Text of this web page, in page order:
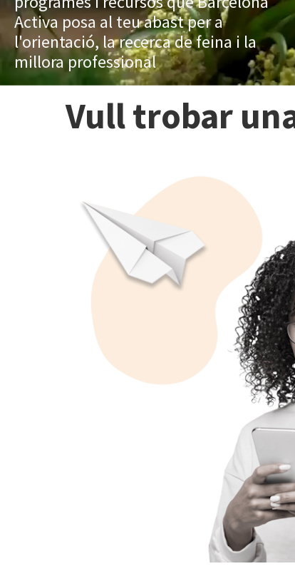
Activa posa al teu abast per a
l'orientació, la recerca de feina i la
millora professional
Vull trobar